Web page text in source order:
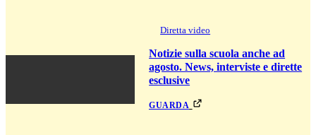
Diretta video
Notizie sulla scuola anche ad
agosto. News, interviste e dirette
esclusive
guarda